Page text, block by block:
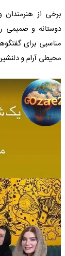
برخی از
دوستانه و صمیمی
مناسبی برای
محیطی آرام و